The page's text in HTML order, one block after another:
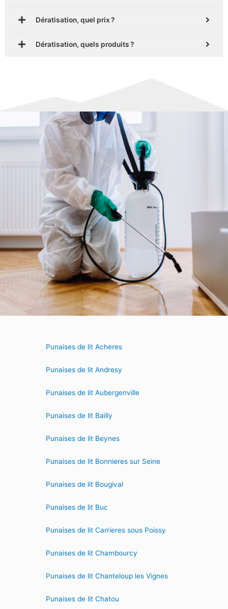
Dératisation, quel prix ?
Dératisation, quels produits ?
Punaises de lit Acheres
Punaises de lit Andresy
Punaises de lit Aubergenville
Punaises de lit Bailly
Punaises de lit Beynes
Punaises de lit Bonnieres sur Seine
Punaises de lit Bougival
Punaises de lit Buc
Punaises de lit Carrieres sous Poissy
Punaises de lit Chambourcy
Punaises de lit Chanteloup les Vignes
Punaises de lit Chatou